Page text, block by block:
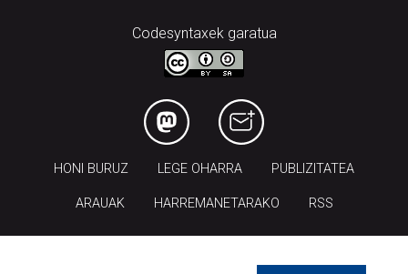
Codesyntaxek garatua
HONI BURUZ LEGE OHARRA PUBLIZITATEA
ARAUAK HARREMANETARAKO RSS